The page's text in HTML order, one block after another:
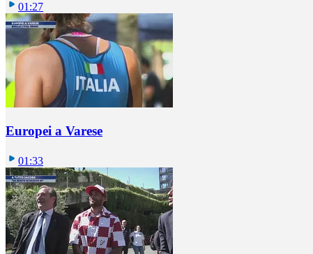
01:27
Europei a Varese
01:33